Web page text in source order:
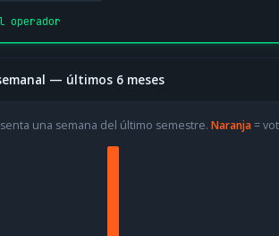
operador
— últimos 6 meses
una semana del último semestre. Naranja=